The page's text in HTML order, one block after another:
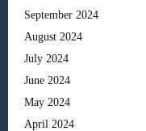
September 2024
August 2024
July 2024
June 2024
May 2024
April 2024